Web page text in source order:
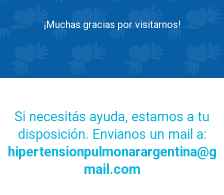
¡Muchas gracias por visitarnos!
Si necesitás ayuda, estamos a tu
disposición. Envianos un mail a:
hipertensionpulmonarargentina@g
mail.com